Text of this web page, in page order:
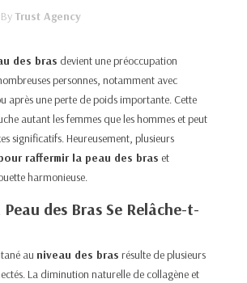
ByTrust Agency
des bras devient une préoccupation
personnes, notamment avec
après une perte de poids importante. Cette
autant les femmes que les hommes et peut
significatifs. Heureusement, plusieurs
raffermir la peau des bras et
harmonieuse.
des Bras Se Relâche-t-
au niveau des bras résulte de plusieurs
La diminution naturelle de collagène et